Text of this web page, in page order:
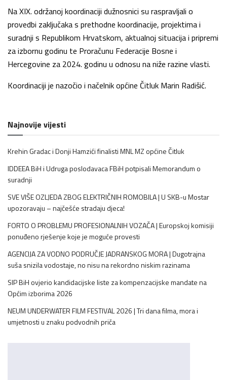
Na XIX. održanoj koordinaciji dužnosnici su raspravljali o
provedbi zaključaka s prethodne koordinacije, projektima i
suradnji s Republikom Hrvatskom, aktualnoj situacija i pripremi
za izbornu godinu te Proračunu Federacije Bosne i
Hercegovine za 2024. godinu u odnosu na niže razine vlasti.
Koordinaciji je nazočio i načelnik općine Čitluk Marin Radišić.
Najnovije vijesti
Krehin Gradac i Donji Hamzići finalisti MNL MZ općine Čitluk
IDDEEA BiH i Udruga poslodavaca FBiH potpisali Memorandum o
suradnji
SVE VIŠE OZLJEDA ZBOG ELEKTRIČNIH ROMOBILA | U SKB-u Mostar
upozoravaju – najčešće stradaju djeca!
FORTO O PROBLEMU PROFESIONALNIH VOZAČA | Europskoj komisiji
ponuđeno rješenje koje je moguće provesti
AGENCIJA ZA VODNO PODRUČJE JADRANSKOG MORA | Dugotrajna
suša snizila vodostaje, no nisu na rekordno niskim razinama
SIP BiH ovjerio kandidacijske liste za kompenzacijske mandate na
Općim izborima 2026
NEUM UNDERWATER FILM FESTIVAL 2026 | Tri dana filma, mora i
umjetnosti u znaku podvodnih priča